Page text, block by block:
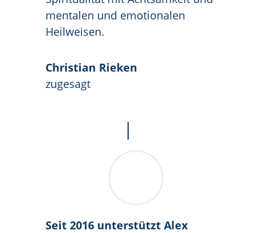
mentalen und emotionalen
Heilweisen.
Christian Rieken
zugesagt
Seit 2016 unterstützt Alex